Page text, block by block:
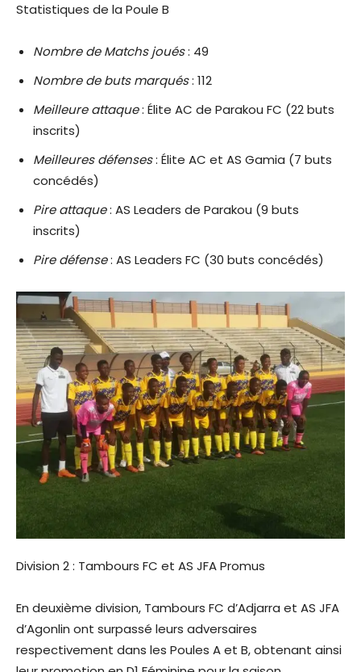
Statistiques de la Poule B
Nombre de Matchs joués: 49
Nombre de buts marqués: 112
Meilleure attaque: Élite AC de Parakou FC (22 buts
inscrits)
Meilleures défenses: Élite AC et AS Gamia (7 buts
concédés)
Pire attaque: AS Leaders de Parakou (9 buts
inscrits)
Pire défense: AS Leaders FC (30 buts concédés)
Division 2 : Tambours FC et AS JFA Promus
En deuxième division, Tambours FC d’Adjarra et AS JFA
d’Agonlin ont surpassé leurs adversaires
respectivement dans les Poules A et B, obtenant ainsi